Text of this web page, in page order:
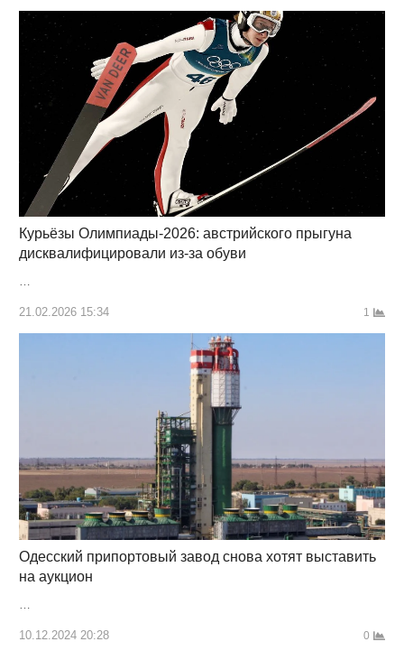
Курьёзы Олимпиады-2026: австрийского прыгуна
дисквалифицировали из-за обуви
…
21.02.2026 15:34 1
Одесский припортовый завод снова хотят выставить
на аукцион
10.12.2024 20:28 0